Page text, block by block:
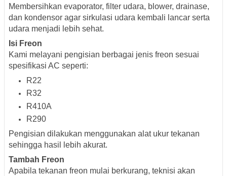
Membersihkan evaporator, filter udara, blower, drainase,
dan kondensor agar sirkulasi udara kembali lancar serta
udara menjadi lebih sehat.
Isi Freon
Kami melayani pengisian berbagai jenis freon sesuai
spesifikasi AC seperti:
R22
R32
R410A
R290
Pengisian dilakukan menggunakan alat ukur tekanan
sehingga hasil lebih akurat.
Tambah Freon
Apabila tekanan freon mulai berkurang, teknisi akan